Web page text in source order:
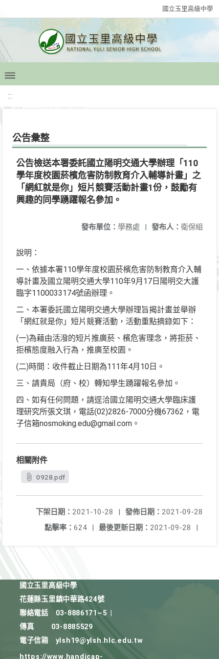
國立玉里高級中學
:::
公告彙整
公告檢送本署委託國立陽明交通大學辦理「110
學年度校園菸檳危害防制教育介入輔導計畫」之
「網紅就是你」短片競賽活動計畫1份，鼓勵有
興趣的同學踴躍報名參加。
發布人： 衛保組
發布單位： 學務處 |
說明：
一、依據本署110學年度校園菸檳危害防制教育介入輔
導計畫及國立陽明交通大學110年9月17日陽明交大護
臨字1100033174號函辦理。
二、本署委託國立陽明交通大學辦理旨揭計畫並舉辦
「網紅就是你」短片競賽活動，活動重點摘錄如下：
(一)為藉由活潑的短片推廣菸、檳危害理念，將拒菸、
拒檳態度融入行為，推廣至校園。
(二)時間：收件截止日期為111年4月10日。
三、請貴局（府、校）轉知學生踴躍報名參加。
四、如有任何問題，請逕洽國立陽明交通大學臨床護
理研究所張文琪，電話(02)2826-7000分機67362，電
子信箱nosmoking.edu@gmail.com。
相關附件
0928.pdf
發佈日期： 2021-09-28
下架日期： 2021-10-28
|
最後更新日期： 2021-09-28 |
點擊率： 624 |
國立玉里高級中學
花蓮縣玉里鎮中華路424號
聯絡電話
03-8886171~5
傳真
03-8885529
電子信箱
ylsh19@ylsh.hlc.edu.tw
https://www.handicap-